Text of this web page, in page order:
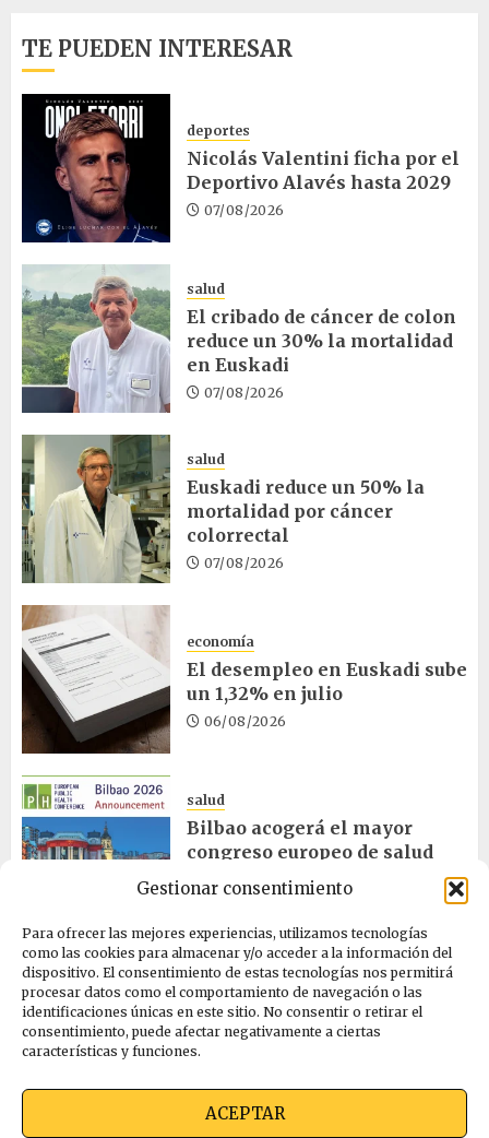
Gestionar consentimiento
Para ofrecer las mejores experiencias, utilizamos tecnologías
como las cookies para almacenar y/o acceder a la información del
dispositivo. El consentimiento de estas tecnologías nos permitirá
procesar datos como el comportamiento de navegación o las
identificaciones únicas en este sitio. No consentir o retirar el
consentimiento, puede afectar negativamente a ciertas
características y funciones.
ACEPTAR
TE PUEDEN INTERESAR
deportes
Nicolás Valentini ficha por el
Deportivo Alavés hasta 2029
07/08/2026
salud
El cribado de cáncer de colon
reduce un 30% la mortalidad
en Euskadi
07/08/2026
salud
Euskadi reduce un 50% la
mortalidad por cáncer
colorrectal
07/08/2026
economía
El desempleo en Euskadi sube
un 1,32% en julio
06/08/2026
salud
Bilbao acogerá el mayor
congreso europeo de salud
pública en noviembre
ciencia
La exposición sobre el eclipse
concluye en Laguardia